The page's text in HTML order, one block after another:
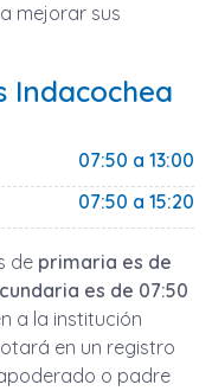
mejorar sus
Indacochea
07:50 a 13:00
07:50 a 15:20
de primaria es de
es de 07:50
a la institución
en un registro
o padre